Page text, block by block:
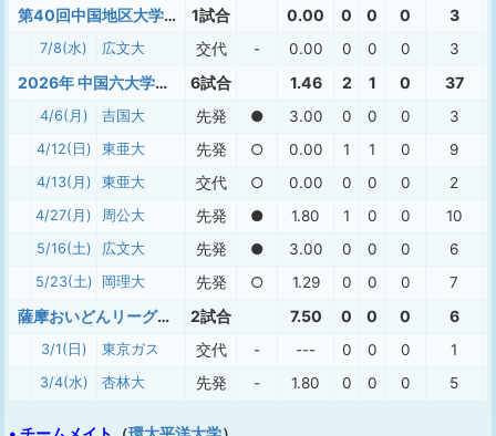
第40回中国地区大学野球新人戦 1試合 0.00 0 0 0 3
7/8(水) 広文大 交代 - 0.00 0 0 0 3
2026年 中国六大学春季 6試合 1.46 2 1 0 37
4/6(月) 吉国大 先発 ● 3.00 0 0 0 3
4/12(日) 東亜大 先発 ○ 0.00 1 1 0 9
4/13(月) 東亜大 交代 ○ 0.00 0 0 0 2
4/27(月) 周公大 先発 ● 1.80 1 0 0 10
5/16(土) 広文大 先発 ● 3.00 0 0 0 6
5/23(土) 岡理大 先発 ○ 1.29 0 0 0 7
薩摩おいどんリーグ２０２６ 2試合 7.50 0 0 0 6
3/1(日) 東京ガス 交代 - --- 0 0 0 1
3/4(水) 杏林大 先発 - 1.80 0 0 0 5